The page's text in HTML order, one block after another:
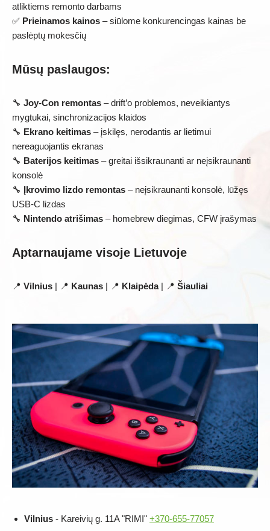
atliktiems remonto darbams
✅ Prieinamos kainos – siūlome konkurencingas kainas be
paslėptų mokesčių
Mūsų paslaugos:
🔧 Joy-Con remontas – drift’o problemos, neveikiantys
mygtukai, sinchronizacijos klaidos
🔧 Ekrano keitimas – įskilęs, nerodantis ar lietimui
nereaguojantis ekranas
🔧 Baterijos keitimas – greitai išsikraunanti ar neįsikraunanti
konsolė
🔧 Įkrovimo lizdo remontas – neįsikraunanti konsolė, lūžęs
USB-C lizdas
🔧 Nintendo atrišimas – homebrew diegimas, CFW įrašymas
Aptarnaujame visoje Lietuvoje
📍 Vilnius | 📍 Kaunas | 📍 Klaipėda| 📍 Šiauliai
Vilnius - Kareivių g. 11A "RIMI" +370-655-77057